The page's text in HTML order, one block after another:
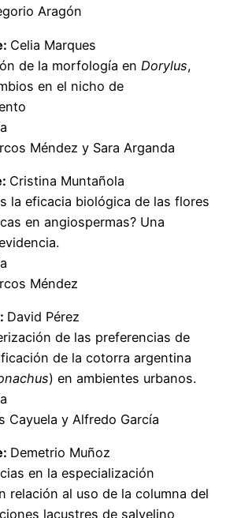
Aragón
Celia Marques
de la morfología en Dorylus,
en el nicho de
Méndez y Sara Arganda
Cristina Muntañola
la eficacia biológica de las flores
en angiospermas? Una
Méndez
David Pérez
de las preferencias de
de la cotorra argentina
) en ambientes urbanos.
Cayuela y Alfredo García
Demetrio Muñoz
en la especialización
relación al uso de la columna del
lacustres de salvelino